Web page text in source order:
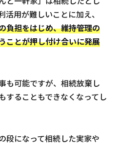
用が難しいことに加え、
負担をはじめ、維持管理の
ことが押し付け合いに発展
も可能ですが、相続放棄し
することもできなくなってし
段になって相続した実家や